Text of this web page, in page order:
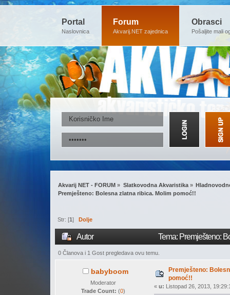
Portal
Naslovnica
Forum
Akvarij.NET zajednica
Obrasci
Pošaljite mali
Akvarij NET - FORUM » Slatkovodna Akvaristika»
Premješteno: Bolesna zlatna ribica. Molim pomoć!!
Str: [1] Dolje
Autor Tema: Premješteno:
0 Članova i 1 Gost pregledava ovu temu.
babyboom
Moderator
Trade Count: (0)
Premješteno:
pomoć!!
« u: Listopad 26, 2013,